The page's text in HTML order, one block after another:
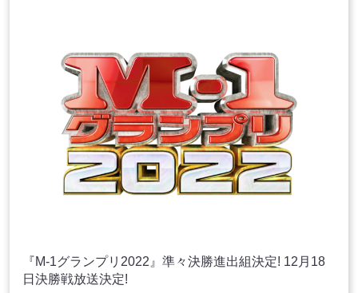
『M-1グランプリ2022』準々決勝進出組決定! 12月18
日決勝戦放送決定!